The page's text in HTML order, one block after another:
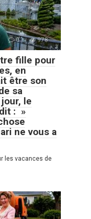
0 978
fille pour
en
être son
sa
le
: »
ne vous a
les vacances de